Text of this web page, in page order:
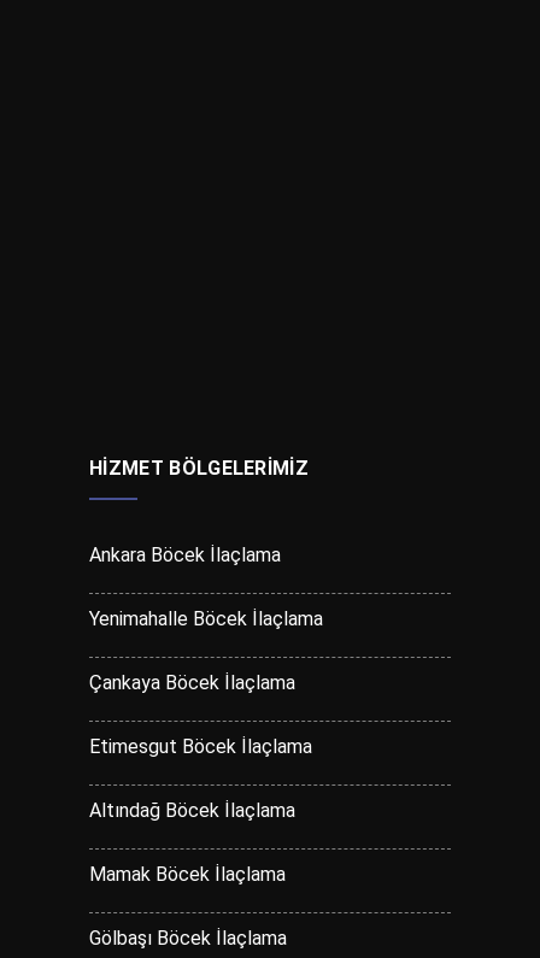
HIZMET BÖLGELERIMIZ
Ankara Böcek İlaçlama
Yenimahalle Böcek İlaçlama
Çankaya Böcek İlaçlama
Etimesgut Böcek İlaçlama
Altındağ Böcek İlaçlama
Mamak Böcek İlaçlama
Gölbaşı Böcek İlaçlama